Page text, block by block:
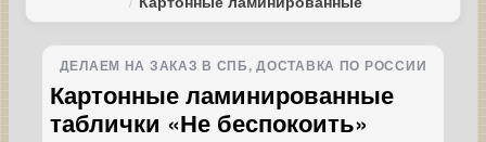
ДЕЛАЕМ НА ЗАКАЗ В СПБ, ДОСТАВКА ПО РОССИИ
Картонные ламинированные
таблички «Не беспокоить»